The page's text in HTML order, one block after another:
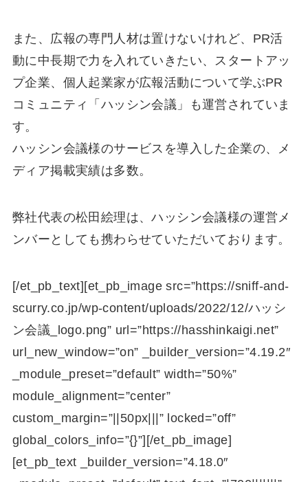
また、広報の専門人材は置けないけれど、PR活
動に中長期で力を入れていきたい、スタートアッ
プ企業、個人起業家が広報活動について学ぶPR
コミュニティ「ハッシン会議」も運営されていま
す。
ハッシン会議様のサービスを導入した企業の、メ
ディア掲載実績は多数。
弊社代表の松田絵理は、ハッシン会議様の運営メ
ンバーとしても携わらせていただいております。
[/et_pb_text][et_pb_image src=”https://sniff-and-
scurry.co.jp/wp-content/uploads/2022/12/ハッシ
ン会議_logo.png” url=”https://hasshinkaigi.net”
url_new_window=”on” _builder_version=”4.19.2″
_module_preset=”default” width=”50%”
module_alignment=”center”
custom_margin=”||50px|||” locked=”off”
global_colors_info=”{}”][/et_pb_image]
[et_pb_text _builder_version=”4.18.0″